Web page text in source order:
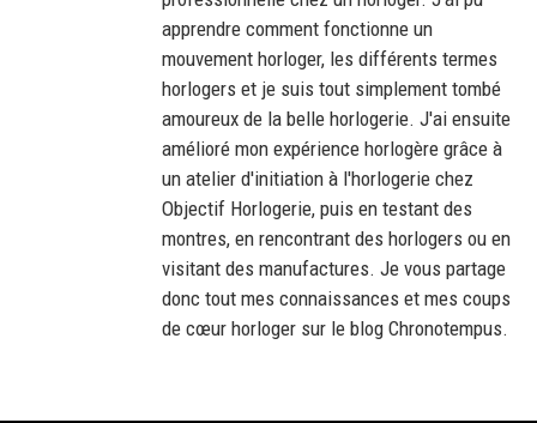
apprendre comment fonctionne un
mouvement horloger, les différents termes
horlogers et je suis tout simplement tombé
amoureux de la belle horlogerie. J'ai ensuite
amélioré mon expérience horlogère grâce à
un atelier d'initiation à l'horlogerie chez
Objectif Horlogerie, puis en testant des
montres, en rencontrant des horlogers ou en
visitant des manufactures. Je vous partage
donc tout mes connaissances et mes coups
de cœur horloger sur le blog Chronotempus.